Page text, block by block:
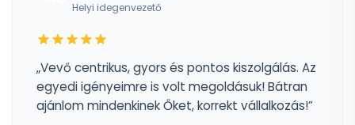
Helyi idegenvezető
„Vevő centrikus, gyors és pontos kiszolgálás. Az
egyedi igényeimre is volt megoldásuk! Bátran
ajánlom mindenkinek Őket, korrekt vállalkozás!”